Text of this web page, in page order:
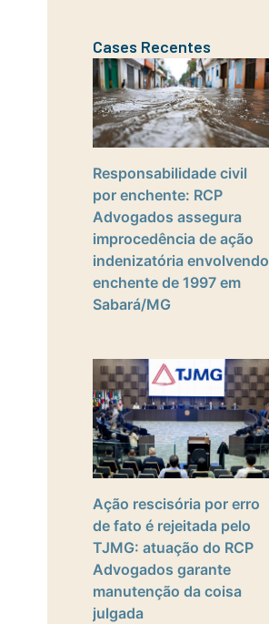
Cases Recentes
Responsabilidade civil
por enchente: RCP
Advogados assegura
improcedência de ação
indenizatória envolvendo
enchente de 1997 em
Sabará/MG
Ação rescisória por erro
de fato é rejeitada pelo
TJMG: atuação do RCP
Advogados garante
manutenção da coisa
julgada